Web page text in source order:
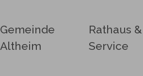
Gemeinde
Altheim
Rathaus &
Service